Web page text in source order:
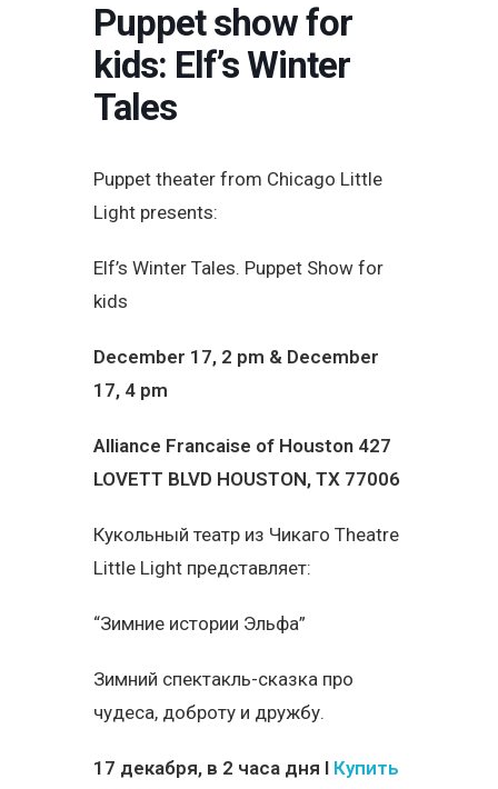
Puppet show for
kids: Elf’s Winter
Tales
Puppet theater from Chicago Little
Light presents:
Elf’s Winter Tales. Puppet Show for
kids
December 17, 2 pm & December
17, 4 pm
Alliance Francaise of Houston 427
LOVETT BLVD HOUSTON, TX 77006
Кукольный театр из Чикаго Theatre
Little Light представляет:
“Зимние истории Эльфа”
Зимний спектакль-сказка про
чудеса, доброту и дружбу.
17 декабря, в 2 часа дня I Купить